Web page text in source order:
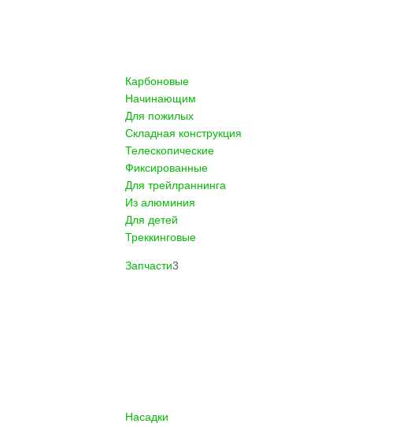
Карбоновые
Начинающим
Для пожилых
Складная конструкция
Телескопические
Фиксированные
Для трейлраннинга
Из алюминия
Для детей
Треккинговые
Запчасти3
Насадки